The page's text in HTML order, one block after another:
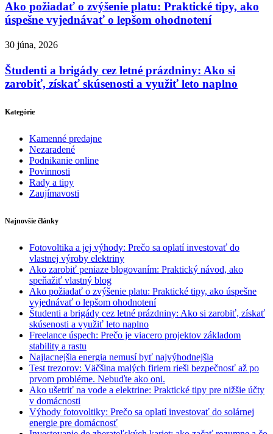
Ako požiadať o zvýšenie platu: Praktické tipy, ako
úspešne vyjednávať o lepšom ohodnotení
30 júna, 2026
Študenti a brigády cez letné prázdniny: Ako si
zarobiť, získať skúsenosti a využiť leto naplno
Kategórie
Kamenné predajne
Nezaradené
Podnikanie online
Povinnosti
Rady a tipy
Zaujímavosti
Najnovšie články
Fotovoltika a jej výhody: Prečo sa oplatí investovať do
vlastnej výroby elektriny
Ako zarobiť peniaze blogovaním: Praktický návod, ako
speňažiť vlastný blog
Ako požiadať o zvýšenie platu: Praktické tipy, ako úspešne
vyjednávať o lepšom ohodnotení
Študenti a brigády cez letné prázdniny: Ako si zarobiť, získať
skúsenosti a využiť leto naplno
Freelance úspech: Prečo je viacero projektov základom
stability a rastu
Najlacnejšia energia nemusí byť najvýhodnejšia
Test trezorov: Väčšina malých firiem rieši bezpečnosť až po
prvom probléme. Nebuďte ako oni.
Ako ušetriť na vode a elektrine: Praktické tipy pre nižšie účty
v domácnosti
Výhody fotovoltiky: Prečo sa oplatí investovať do solárnej
energie pre domácnosť